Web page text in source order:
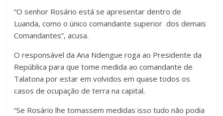
“O senhor Rosário está se apresentar dentro de
Luanda, como o único comandante superior dos demais
Comandantes”, acusa.
O responsável da Ana Ndengue roga ao Presidente da
República para que tome medida ao comandante de
Talatona por estar em volvidos em quase todos os
casos de ocupação de terra na capital.
“Se Rosário lhe tomassem medidas isso tudo não podia